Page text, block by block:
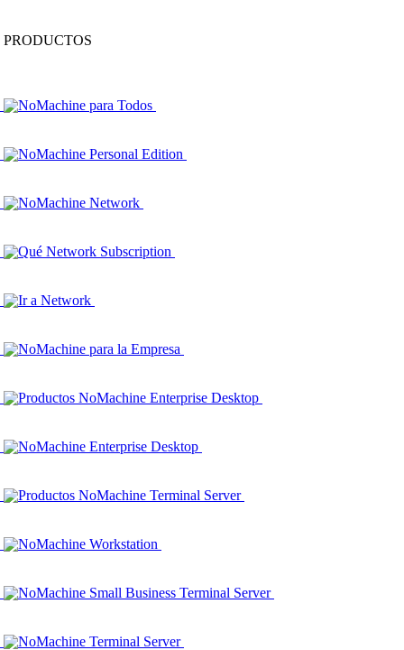
PRODUCTOS
NoMachine para Todos
NoMachine Personal Edition
NoMachine Network
Qué Network Subscription
Ir a Network
NoMachine para la Empresa
Productos NoMachine Enterprise Desktop
NoMachine Enterprise Desktop
Productos NoMachine Terminal Server
NoMachine Workstation
NoMachine Small Business Terminal Server
NoMachine Terminal Server